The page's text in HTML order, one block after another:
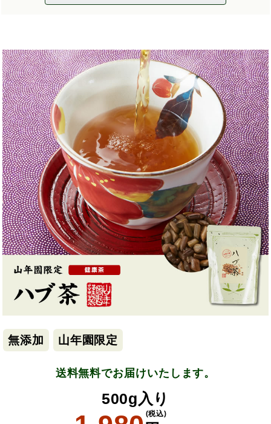
無添加 山年園限定
送料無料でお届けいたします。
500g入り
(税込)